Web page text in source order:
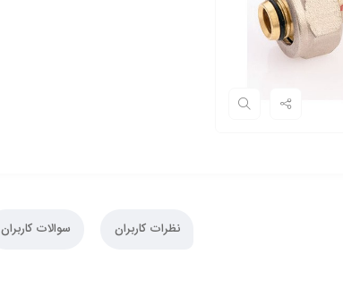
نظرات کاربران سوالات کاربران